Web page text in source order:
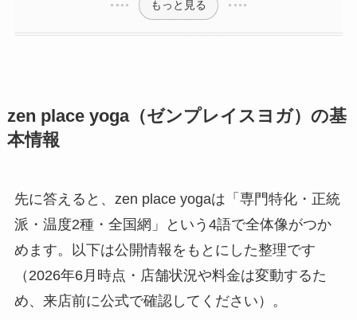
もっと見る
zen place yoga（ゼンプレイスヨガ）の基
本情報
先に答えると、zen place yogaは「専門特化・正統
派・温度2種・全国網」という4語で全体像がつか
めます。以下は公開情報をもとにした整理です
（2026年6月時点・店舗状況や料金は変動するた
め、来店前に公式で確認してください）。